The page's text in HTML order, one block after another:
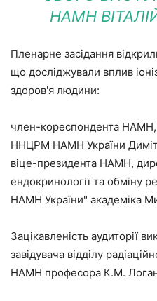
НАМН
Пленарне засідання
що досліджували вплив
здоров'я людини:
член-кореспондента НАМН,
ННЦРМ НАМН України
віце-президента НАМН,
ендокринології та обміну
НАМН України" академіка
Зацікавленість аудиторії
завідувача відділу
НАМН професора К.М.